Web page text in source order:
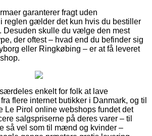
garanterer fragt uden
reglen gælder det kun hvis du bestiller
Desuden skulle du vælge den mest
der oftest – hvad end du befinder sig
eller Ringkøbing – er at få leveret
enkelt for folk at lave
flere internet butikker i Danmark, og til
Le Pirol online webshops fundet det
salgspriserne på deres varer – til
så vel som til mænd og kvinder –